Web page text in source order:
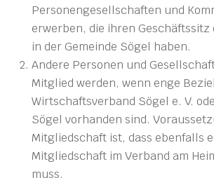
Personengesellschaften und
erwerben, die ihren Geschäftssitz
in der Gemeinde Sögel haben.
Andere Personen und
Mitglied werden, wenn enge
Wirtschaftsverband Sögel e. V.
Sögel vorhanden sind.
Mitgliedschaft ist, dass ebenfalls
Mitgliedschaft im Verband am
muss.